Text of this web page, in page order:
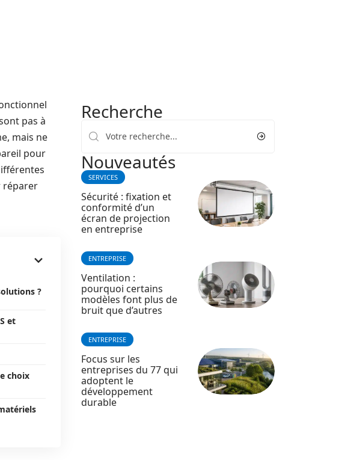
pas à
mais ne
pour
réparer
?
et
choix
Recherche
Nouveautés
SERVICES
Sécurité : fixation et
conformité d’un
écran de projection
en entreprise
ENTREPRISE
Ventilation :
pourquoi certains
modèles font plus de
bruit que d’autres
ENTREPRISE
Focus sur les
entreprises du 77 qui
adoptent le
développement
durable